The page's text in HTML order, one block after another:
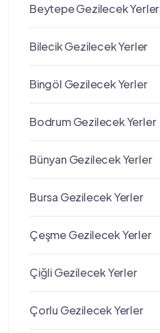
Beytepe Gezilecek Yerler
Bilecik Gezilecek Yerler
Bingöl Gezilecek Yerler
Bodrum Gezilecek Yerler
Bünyan Gezilecek Yerler
Bursa Gezilecek Yerler
Çeşme Gezilecek Yerler
Çiğli Gezilecek Yerler
Çorlu Gezilecek Yerler